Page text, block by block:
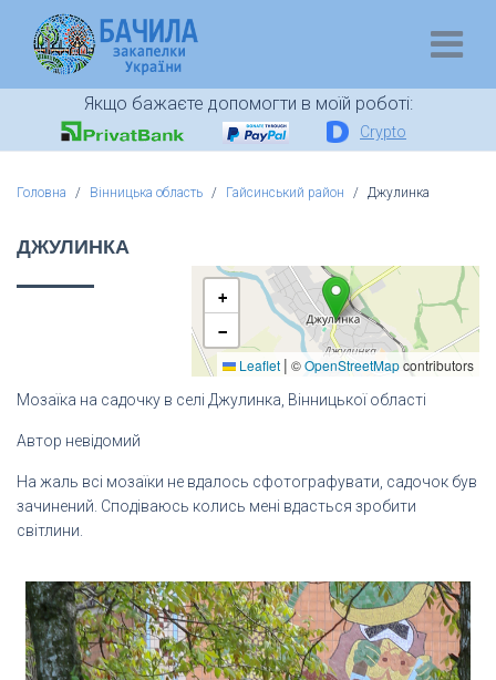
Якщо бажаєте допомогти в моїй роботі:
Crypto
Головна Вінницька область Гайсинський район Джулинка
ДЖУЛИНКА
+
−
Leaflet | ©OpenStreetMapcontributors
Мозаїка на садочку в селі Джулинка, Вінницької області
Автор невідомий
На жаль всі мозаїки не вдалось сфотографувати, садочок був
зачинений. Сподіваюсь колись мені вдасться зробити
світлини.